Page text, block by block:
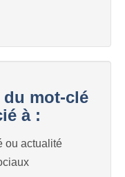
du mot-clé
à :
ou actualité